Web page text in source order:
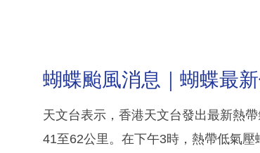
蝴蝶颱風消息｜蝴蝶最
天文台表示，香港天文台發出最新熱
41至62公里。在下午3時，熱帶低氣